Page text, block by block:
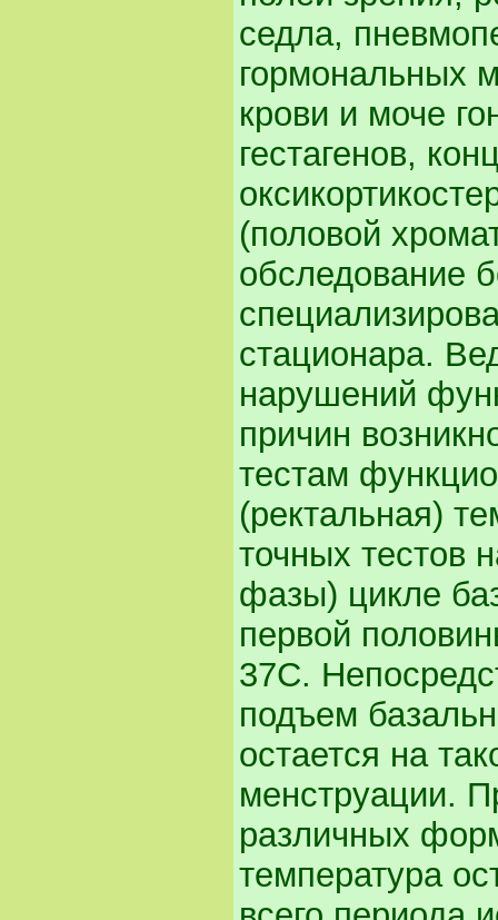
седла,
гормональных
крови и моче
гестагенов,
(половой
обследование
стационара.
нарушений
причин
тестам
(ректальная)
точных тестов
фазы) цикле
первой
37С.
подъем
остается на
менструации.
различных
температура